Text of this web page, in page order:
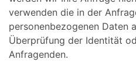
verwenden die in der
personenbezogenen Daten
Überprüfung der Identität
Anfragenden.